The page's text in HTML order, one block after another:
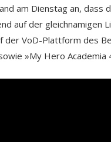
am Dienstag an, dass
auf der gleichnamigen
VoD-Plattform des
»My Hero